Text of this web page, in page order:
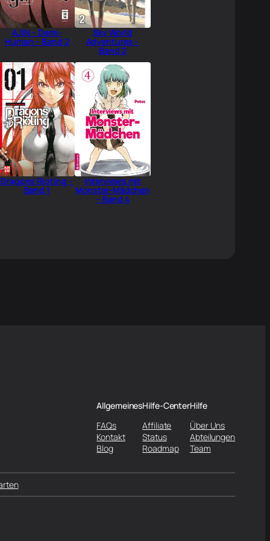
AJIN – Demi-
Human – Band 2
Sky World
Adventures –
Band 2
Dragons Rioting –
Band 1
Interviews mit
Monster-Mädchen
– Band 4
Allgemeines
FAQs
Kontakt
Blog
Hilfe-Center
Affiliate
Status
Roadmap
Hilfe
Über Uns
Abteilungen
Team